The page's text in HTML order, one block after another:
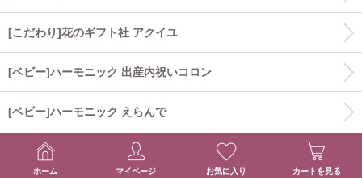
[こだわり]花のギフト社 アクイユ
[ベビー]ハーモニック 出産内祝いコロン
[ベビー]ハーモニック えらんで
ホーム マイページ お気に入り カートを見る